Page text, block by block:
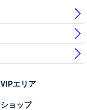
VIPエリア
ショップ